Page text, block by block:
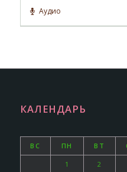
Аудио
КАЛЕНДАРЬ
ВС ПН ВТ
1 2